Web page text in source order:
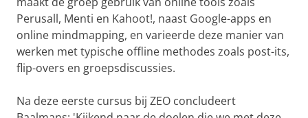
Perusall, Menti en Kahoot!, naast Google-apps en
online mindmapping, en varieerde deze manier van
werken met typische offline methodes zoals post-its,
flip-overs en groepsdiscussies.
Na deze eerste cursus bij ZEO concludeert